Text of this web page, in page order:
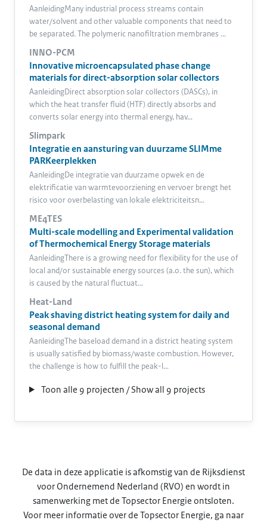
AanleidingMany industrial process streams contain
water/solvent and other valuable components that need to
be separated. The polymeric nanofiltration membranes …
INNO-PCM
Innovative microencapsulated phase change
materials for direct-absorption solar collectors
AanleidingDirect absorption solar collectors (DASCs), in
which the heat transfer fluid (HTF) directly absorbs and
converts solar energy into thermal energy, hav…
Slimpark
Integratie en aansturing van duurzame SLIMme
PARKeerplekken
AanleidingDe integratie van duurzame opwek en de
elektrificatie van warmtevoorziening en vervoer brengt het
risico voor overbelasting van lokale elektriciteitsn…
ME4TES
Multi-scale modelling and Experimental validation
of Thermochemical Energy Storage materials
AanleidingThere is a growing need for flexibility for the use of
local and/or sustainable energy sources (a.o. the sun), which
is caused by the natural fluctuat…
Heat-Land
Peak shaving district heating system for daily and
seasonal demand
AanleidingThe baseload demand in a district heating system
is usually satisfied by biomass/waste combustion. However,
the challenge is how to fulfill the peak-l…
Toon alle 9 projecten / Show all 9 projects
De data in deze applicatie is afkomstig van de Rijksdienst
voor Ondernemend Nederland (RVO) en wordt in
samenwerking met de Topsector Energie ontsloten.
Voor meer informatie over de Topsector Energie, ga naar